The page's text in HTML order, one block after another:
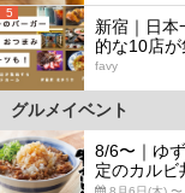
5
新宿｜日本
的な10店が
favy
グルメイベント
8/6〜｜ゆ
定のカルビ